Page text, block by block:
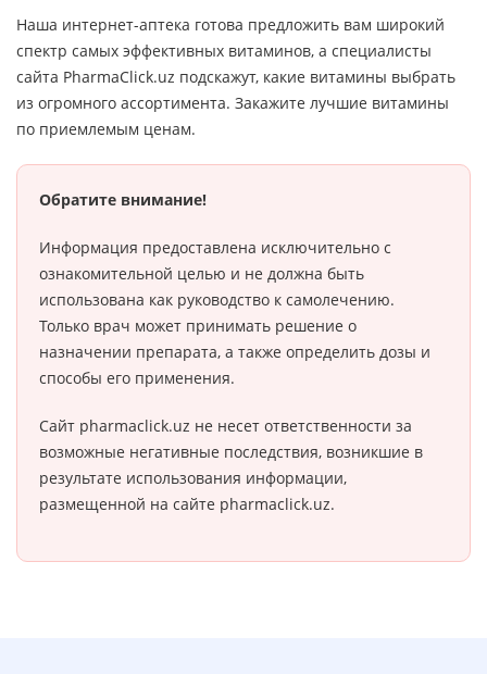
Наша интернет-аптека готова предложить вам широкий
спектр самых эффективных витаминов, а специалисты
сайта PharmaClick.uz подскажут, какие витамины выбрать
из огромного ассортимента. Закажите лучшие витамины
по приемлемым ценам.
Обратите внимание!
Информация предоставлена исключительно с
ознакомительной целью и не должна быть
использована как руководство к самолечению.
Только врач может принимать решение о
назначении препарата, а также определить дозы и
способы его применения.
Сайт pharmaclick.uz не несет ответственности за
возможные негативные последствия, возникшие в
результате использования информации,
размещенной на сайте pharmaclick.uz.